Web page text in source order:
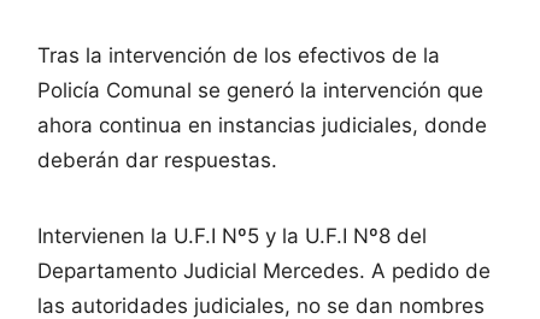
Tras la intervención de los efectivos de la
Policía Comunal se generó la intervención que
ahora continua en instancias judiciales, donde
deberán dar respuestas.
Intervienen la U.F.I Nº5 y la U.F.I Nº8 del
Departamento Judicial Mercedes. A pedido de
las autoridades judiciales, no se dan nombres